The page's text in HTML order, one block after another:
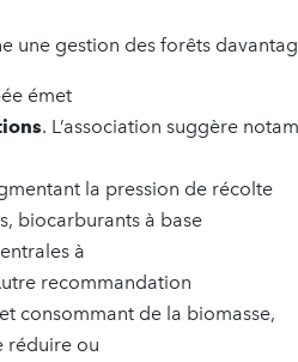
une gestion des forêts
émet
. L’association suggère
la pression de récolte
biocarburants à base
à
recommandation
consommant de la biomasse,
réduire ou